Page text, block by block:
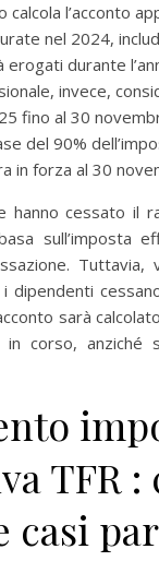
l’acconto
nel 2024,
durante
invece,
fino al 30
del 90%
in forza al 30
hanno cessato il
sull’imposta
Tuttavia,
dipendenti
sarà
in corso, anziché
TFR :
casi